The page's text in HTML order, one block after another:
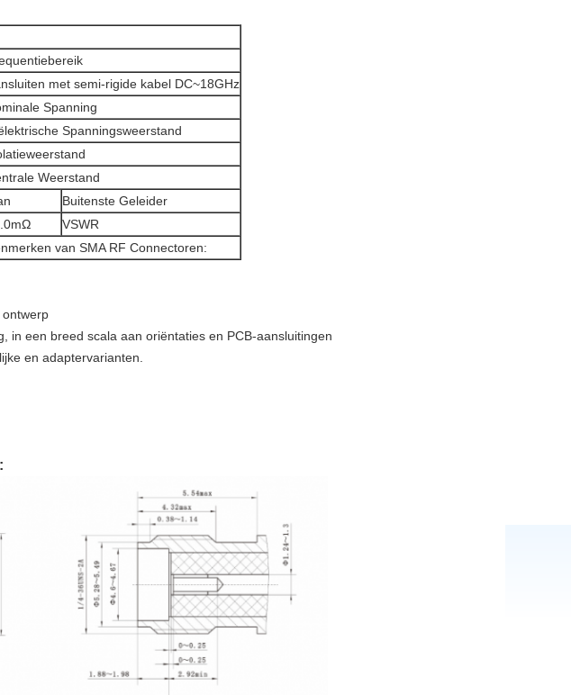
met semi-rigide kabel DC~18GHz
Spanning
Spanningsweerstand
Weerstand
Buitenste Geleider
VSWR
van SMA RF Connectoren:
in een breed scala aan oriëntaties en PCB-aansluitingen
en adaptervarianten.